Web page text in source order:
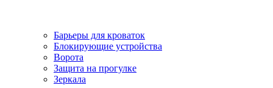
Барьеры для кроваток
Блокирующие устройства
Ворота
Защита на прогулке
Зеркала